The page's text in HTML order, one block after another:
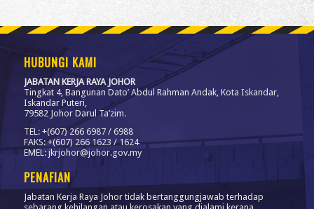
HUBUNGI KAMI
JABATAN KERJA RAYA JOHOR
Tingkat 4, Bangunan Dato’ Abdul Rahman Andak, Kota Iskandar,
Iskandar Puteri,
79582 Johor Darul Ta’zim.
TEL: +(607) 266 6987 / 6988
FAKS: +(607) 266 1623 / 1624
EMEL: jkrjohor@johor.gov.my
PENAFIAN
Jabatan Kerja Raya Johor tidak bertanggungjawab terhadap